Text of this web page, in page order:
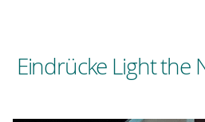
Eindrücke Light the